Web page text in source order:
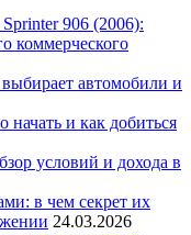
906 (2006):
коммерческого
автомобили и
начать и как добиться
условий и дохода в
в чем секрет их
24.03.2026